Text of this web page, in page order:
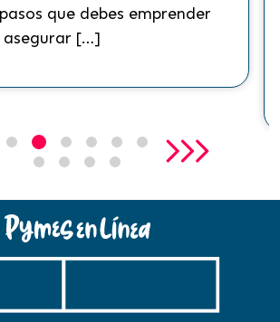
que debes emprender
asegurar […]